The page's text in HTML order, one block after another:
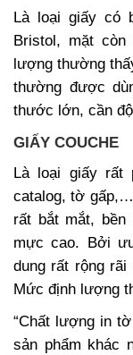
Là loại giấy có
Bristol, mặt
lượng thường
thường được
thước lớn, cần
GIẤY COUCHE
Là loại giấy rất
catalog, tờ
rất bắt mắt,
mực cao. Bởi
dung rất rộng rãi
Mức định lượng
“Chất lượng in
sản phẩm khác